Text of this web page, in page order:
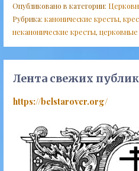
Опубликовано в категории:
Рубрика: канонические кресты,
неканонические кресты, церковные
Лента свежих
https://belstarover.org/